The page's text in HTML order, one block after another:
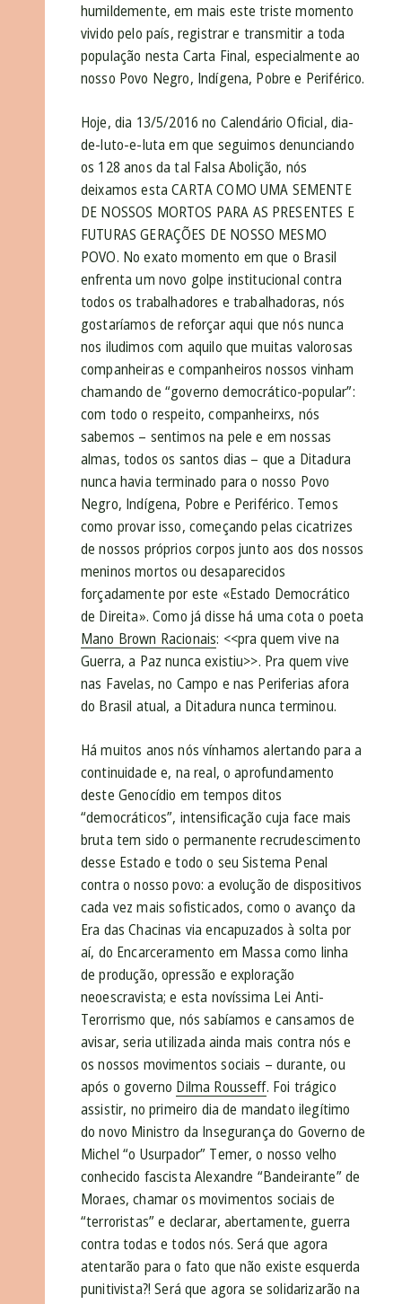
humildemente, em mais este triste momento
vivido pelo país, registrar e transmitir a toda
população nesta Carta Final, especialmente ao
nosso Povo Negro, Indígena, Pobre e Periférico.
Hoje, dia 13/5/2016 no Calendário Oficial, dia-
de-luto-e-luta em que seguimos denunciando
os 128 anos da tal Falsa Abolição, nós
deixamos esta CARTA COMO UMA SEMENTE
DE NOSSOS MORTOS PARA AS PRESENTES E
FUTURAS GERAÇÕES DE NOSSO MESMO
POVO. No exato momento em que o Brasil
enfrenta um novo golpe institucional contra
todos os trabalhadores e trabalhadoras, nós
gostaríamos de reforçar aqui que nós nunca
nos iludimos com aquilo que muitas valorosas
companheiras e companheiros nossos vinham
chamando de “governo democrático-popular”:
com todo o respeito, companheirxs, nós
sabemos – sentimos na pele e em nossas
almas, todos os santos dias – que a Ditadura
nunca havia terminado para o nosso Povo
Negro, Indígena, Pobre e Periférico. Temos
como provar isso, começando pelas cicatrizes
de nossos próprios corpos junto aos dos nossos
meninos mortos ou desaparecidos
forçadamente por este «Estado Democrático
de Direita». Como já disse há uma cota o poeta
Mano Brown Racionais: <<pra quem vive na
Guerra, a Paz nunca existiu>>. Pra quem vive
nas Favelas, no Campo e nas Periferias afora
do Brasil atual, a Ditadura nunca terminou.
Há muitos anos nós vínhamos alertando para a
continuidade e, na real, o aprofundamento
deste Genocídio em tempos ditos
“democráticos”, intensificação cuja face mais
bruta tem sido o permanente recrudescimento
desse Estado e todo o seu Sistema Penal
contra o nosso povo: a evolução de dispositivos
cada vez mais sofisticados, como o avanço da
Era das Chacinas via encapuzados à solta por
aí, do Encarceramento em Massa como linha
de produção, opressão e exploração
neoescravista; e esta novíssima Lei Anti-
Terorrismo que, nós sabíamos e cansamos de
avisar, seria utilizada ainda mais contra nós e
os nossos movimentos sociais – durante, ou
após o governo Dilma Rousseff. Foi trágico
assistir, no primeiro dia de mandato ilegítimo
do novo Ministro da Insegurança do Governo de
Michel “o Usurpador” Temer, o nosso velho
conhecido fascista Alexandre “Bandeirante” de
Moraes, chamar os movimentos sociais de
“terroristas” e declarar, abertamente, guerra
contra todas e todos nós. Será que agora
atentarão para o fato que não existe esquerda
punitivista?! Será que agora se solidarizarão na